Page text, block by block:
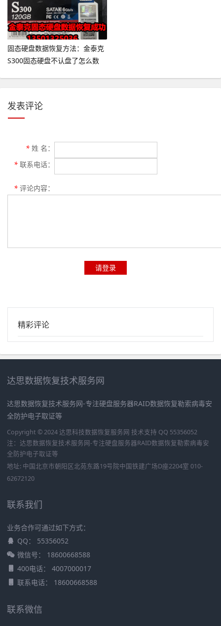
固态硬盘数据恢复方法：金泰克
S300固态硬盘不认盘了怎么数
发表评论
* 姓 名：
* 联系电话：
* 评论内容：
请登录
精彩评论
达思数据恢复技术服务网
达思数据恢复技术服务网-专注硬盘服务器RAID数据恢复勒索病毒安
全防护电子取证等
Copyright © 2024 达思科技数据恢复服务网 技术支持 QQ 55356052
注：达思数据恢复技术服务网-专注硬盘服务器RAID数据恢复勒索病毒安
全防护电子取证等
地址: 中国北京市朝阳区北苑东路19号院中国铁建广场D座2204室 010-
62672120
联系我们
业务合作可通过如下方式：
QQ： 55356052
微信号： 18600668588
400电话： 4007000017
联系电话： 18600668588
联系微信